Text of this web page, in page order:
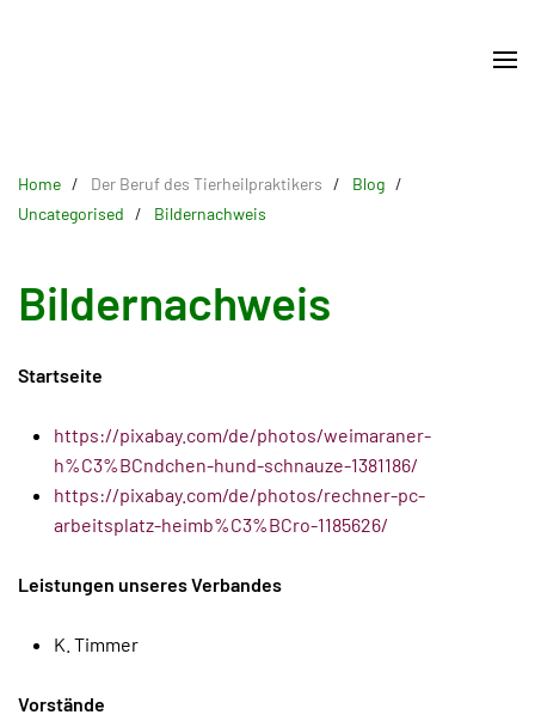
Home Der Beruf des Tierheilpraktikers
Blog
Uncategorised
Bildernachweis
Bildernachweis
Startseite
https://pixabay.com/de/photos/weimaraner-
h%C3%BCndchen-hund-schnauze-1381186/
https://pixabay.com/de/photos/rechner-pc-
arbeitsplatz-heimb%C3%BCro-1185626/
Leistungen unseres Verbandes
K. Timmer
Vorstände